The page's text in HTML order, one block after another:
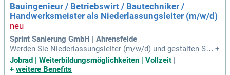
Bauingenieur / Betriebswirt / Bautechniker /
Handwerksmeister als Niederlassungsleiter (m/w/d)
Sprint Sanierung GmbH | Ahrensfelde
Werden Sie Niederlassungsleiter (m/w/d) und gestalten Sie
die Zukunft in einem gewachsenen Standort mit motivierten
Mitarbeitenden. Profitieren Sie von einer attraktiven Vergütu
+
Jobrad | Weiterbildungsmöglichkeiten | Vollzeit
+ weitere Benefits